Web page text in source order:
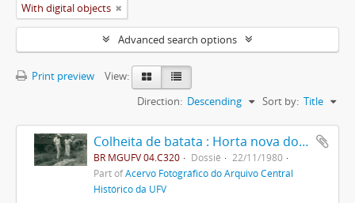
With digital objects
Advanced search options
Print preview
View:
Sort by: Title
Direction: Descending
Colheita de batata : Horta nova do fundão
BR MGUFV 04.C320 Dossiê
22/11/1980
Part ofAcervo Fotográfico do Arquivo Central
Histórico da UFV